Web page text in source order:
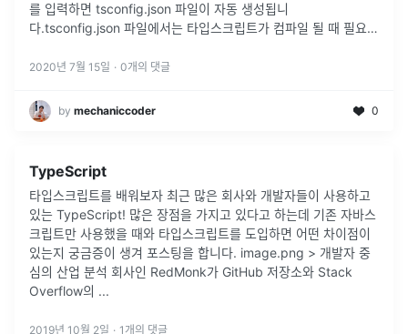
를 입력하면 tsconfig.json 파일이 자동 생성됩니
다.tsconfig.json 파일에서는 타입스크립트가 컴파일 될 때 필요한
...
2020년 7월 15일 · 0개의 댓글
by mechaniccoder 0
TypeScript
타입스크립트를 배워보자 최근 많은 회사와 개발자들이 사용하고
있는 TypeScript! 많은 장점을 가지고 있다고 하는데 기존 자바스
크립트만 사용했을 때와 타입스크립트를 도입하면 어떤 차이점이
있는지 궁금증이 생겨 포스팅을 합니다. image.png > 개발자 중
심의 산업 분석 회사인 RedMonk가 GitHub 저장소와 Stack
Overflow의 ...
2019년 10월 2일 · 1 개의 댓글